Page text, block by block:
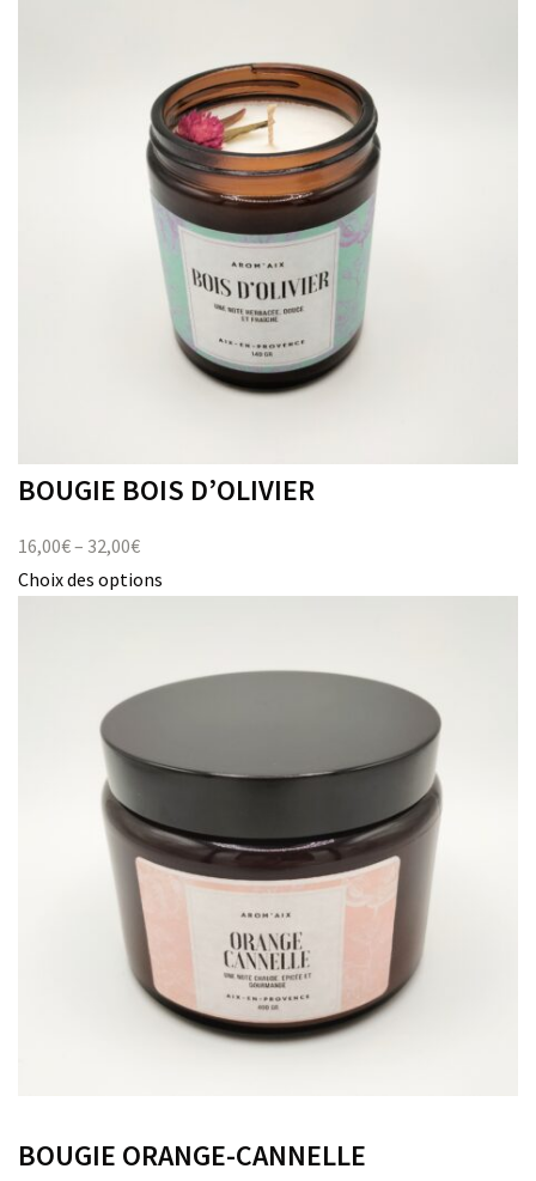
BOUGIE BOIS D’OLIVIER
16,00€– 32,00€
Choix des options
BOUGIE ORANGE-CANNELLE